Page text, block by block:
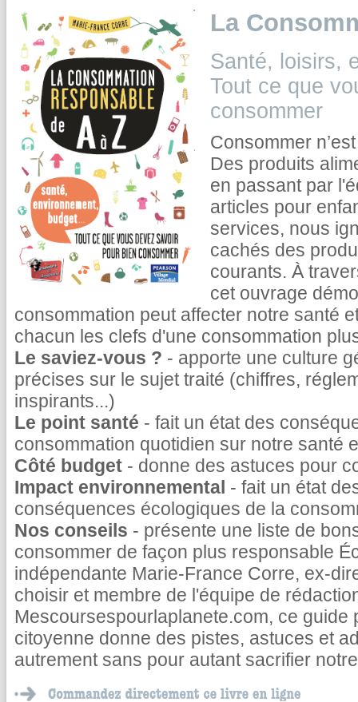
La
Santé, loisirs,
Tout ce que
consommer
Consommer
Des produits
en passant par
articles pour
services, nous
cachés des
courants. À
cet ouvrage
consommation peut affecter notre santé
chacun les clefs d'une consommation
Le saviez-vous ? - apporte une culture
précises sur le sujet traité (chiffres,
inspirants...)
Le point santé - fait un état des
consommation quotidien sur notre santé
Côté budget - donne des astuces pour
Impact environnemental - fait un état
conséquences écologiques de la
Nos conseils - présente une liste de
consommer de façon plus responsable
indépendante Marie-France Corre, ex-
choisir et membre de l'équipe de
Mescoursespourlaplanete.com, ce guide
citoyenne donne des pistes, astuces et
autrement sans pour autant sacrifier